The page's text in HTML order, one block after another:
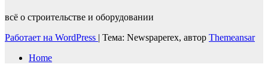
всё о строительстве и оборудовании
Работает на WordPress | Тема: Newspaperex, автор Themeansar
Home